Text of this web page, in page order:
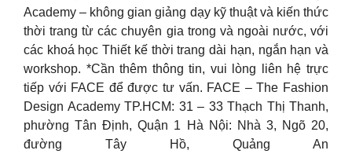
Academy – không gian giảng dạy kỹ thuật và kiến thức
thời trang từ các chuyên gia trong và ngoài nước, với
các khoá học Thiết kế thời trang dài hạn, ngắn hạn và
workshop. *Cần thêm thông tin, vui lòng liên hệ trực
tiếp với FACE để được tư vấn. FACE – The Fashion
Design Academy TP.HCM: 31 – 33 Thạch Thị Thanh,
phường Tân Định, Quận 1 Hà Nội: Nhà 3, Ngõ 20,
đường Tây Hồ, Quảng An